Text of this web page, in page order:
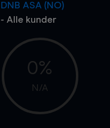
DNB ASA (NO)
- Alle kunder
0%
N/A